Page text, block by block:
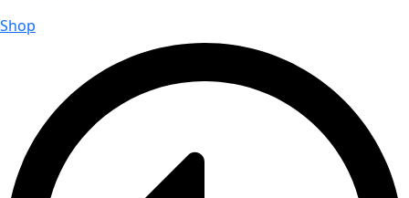
Shop